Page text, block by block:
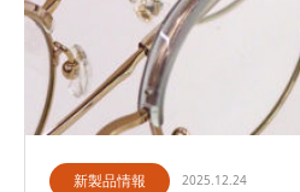
新製品情報 2025.12.24